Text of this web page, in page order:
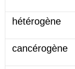
hétérogène
cancérogène